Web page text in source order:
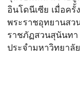
อินโดนีเซีย เมื่อค
พระราชอุทยานสว
ราชภัฏสวนสุนันท
ประจำมหาวิทยาลัย